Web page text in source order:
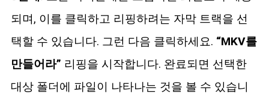
되며, 이를 클릭하고 리핑하려는 자막 트랙을 선
택할 수 있습니다. 그런 다음 클릭하세요. “MKV를
만들어라” 리핑을 시작합니다. 완료되면 선택한
대상 폴더에 파일이 나타나는 것을 볼 수 있습니